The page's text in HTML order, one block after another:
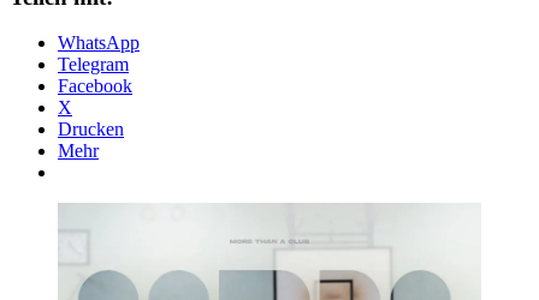
WhatsApp
Telegram
Facebook
X
Drucken
Mehr